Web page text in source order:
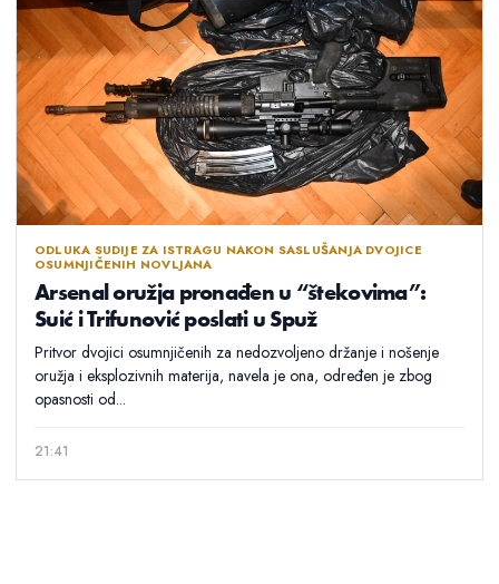
ODLUKA SUDIJE ZA ISTRAGU NAKON SASLUŠANJA DVOJICE
OSUMNJIČENIH NOVLJANA
Arsenal oružja pronađen u “štekovima”:
Suić i Trifunović poslati u Spuž
Pritvor dvojici osumnjičenih za nedozvoljeno držanje i nošenje
oružja i eksplozivnih materija, navela je ona, određen je zbog
opasnosti od...
21:41